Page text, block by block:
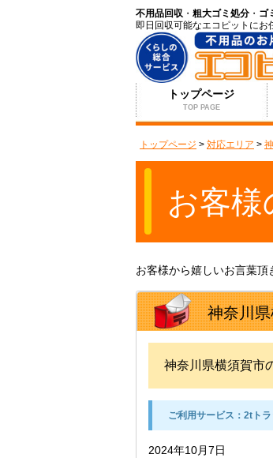
不用品回収 ・ 粗大ゴミ処分 ・ ゴ
即日回収可能なエコピットにお
トップページ
TOP PAGE
トップページ > 対応エリア >
お客様
お客様から嬉しいお言葉頂
神奈川
神奈川県横須賀市
ご利用サービス： 2tトラ
2024年10月7日